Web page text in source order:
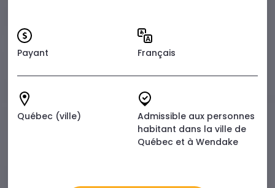
Payant Français
Québec (ville)
Admissible aux personnes
habitant dans la ville de
Québec et à Wendake